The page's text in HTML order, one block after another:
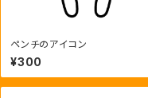
ペンチのアイコン
¥300